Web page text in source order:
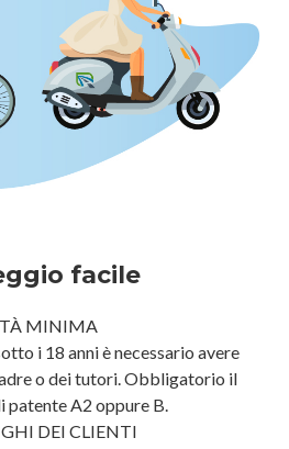
facile
MINIMA
i 18 anni è necessario avere
o dei tutori. Obbligatorio il
patente A2 oppure B.
DEI CLIENTI